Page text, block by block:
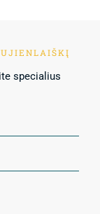
specialius